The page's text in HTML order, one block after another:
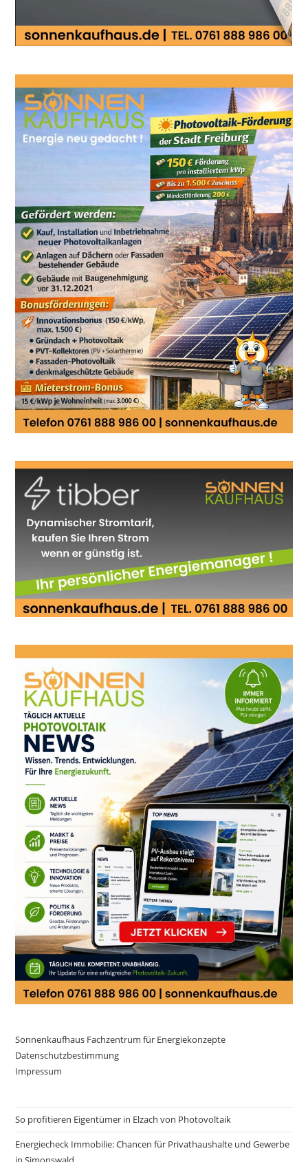
Sonnenkaufhaus Fachzentrum für Energiekonzepte
Datenschutzbestimmung
Impressum
So profitieren Eigentümer in Elzach von Photovoltaik
Energiecheck Immobilie: Chancen für Privathaushalte und Gewerbe